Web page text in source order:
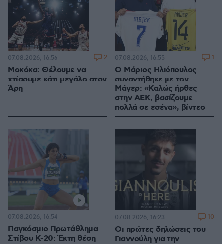
Μοκόκα: Θέλουμε να
χτίσουμε κάτι μεγάλο στον
Άρη
07.08.2026, 16:56 2
Ο Μάριος Ηλιόπουλος
συναντήθηκε με τον
Μάγερ: «Καλώς ήρθες
στην ΑΕΚ, βασίζουμε
πολλά σε εσένα», βίντεο
07.08.2026, 16:55 1
Παγκόσμιο Πρωτάθλημα
Στίβου Κ-20: Έκτη θέση
07.08.2026, 16:54
Οι πρώτες δηλώσεις του
Γιαννούλη για την
07.08.2026, 16:23 10